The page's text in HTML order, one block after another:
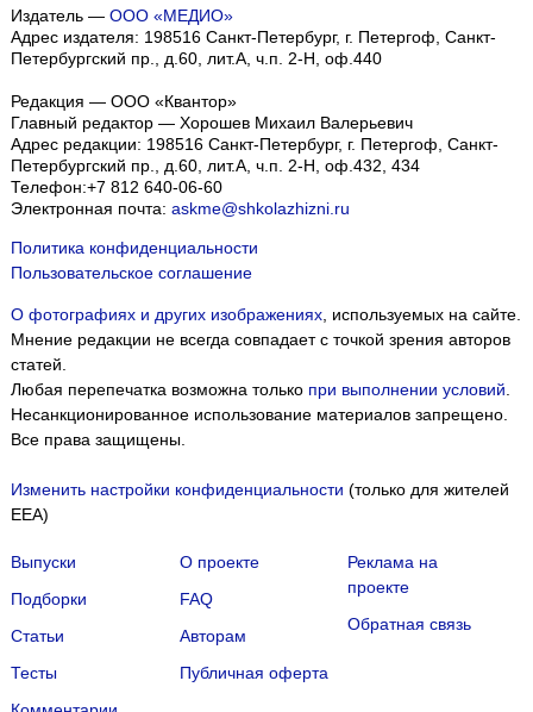
Издатель — ООО «МЕДИО»
Адрес издателя: 198516 Санкт-Петербург, г. Петергоф, Санкт-
Петербургский пр., д.60, лит.А, ч.п. 2-Н, оф.440
Редакция — ООО «Квантор»
Главный редактор — Хорошев Михаил Валерьевич
Адрес редакции: 198516 Санкт-Петербург, г. Петергоф Санкт-
Петербургский пр., д.60, лит.А, ч.п. 2-Н, оф.432, 434
Телефон:+7 812 640-06-60
Электронная почта: askme@shkolazhizni.ru
Политика конфиденциальности
Пользовательское соглашение
О фотографиях и других изображениях, используемых на сайте.
Мнение редакции не всегда совпадает с точкой зрения авторов
статей.
Любая перепечатка возможна только при выполнении условий
Несанкционированное использование материалов запрещено.
Все права защищены.
Изменить настройки конфиденциальности (только для жителей
EEA)
Выпуски
Подборки
Статьи
Тесты
О проекте
FAQ
Авторам
Публичная оферта
Реклама на
проекте
Обратная связь